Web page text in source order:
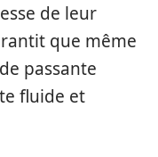
de leur
que même
passante
fluide et